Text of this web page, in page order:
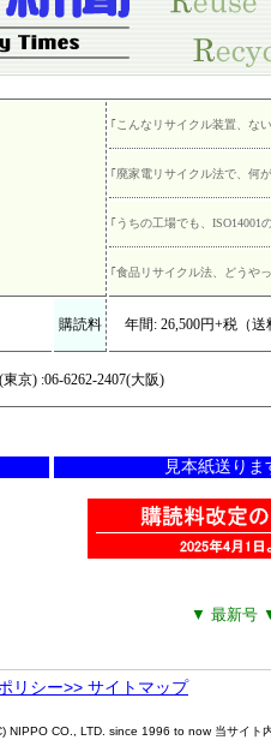
｢こんなリサイクル装置、ない
｢廃家電リサイクル法で、何が
｢うちの工場でも、ISO14001
｢食品リサイクル法、どうや
購読料 年間: 26,500円+税（送
京) :06-6262-2407(大阪)
見本紙送りま
▼ 最新号
リシー>> サイトマップ
NIPPO CO., LTD. since 1996 to now 当サイト